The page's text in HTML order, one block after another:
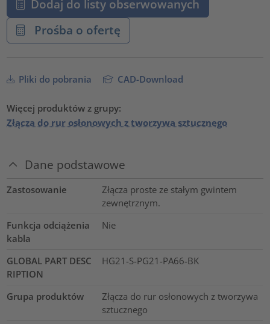
Dodaj do listy obserwowanych
Prośba o ofertę
Pliki do pobrania CAD-Download
Więcej produktów z grupy:
Złącza do rur osłonowych z tworzywa sztucznego
Dane podstawowe
Zastosowanie
Złącza proste ze stałym gwintem
zewnętrznym.
Funkcja odciążenia
kabla
Nie
GLOBAL PART DESC
RIPTION
HG21-S-PG21-PA66-BK
Grupa produktów
Złącza do rur osłonowych z tworzywa
sztucznego